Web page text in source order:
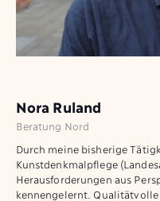
Nora Ruland
Beratung Nord
Durch meine bisherige
Kunstdenkmalpflege
Herausforderungen aus
kennengelernt.